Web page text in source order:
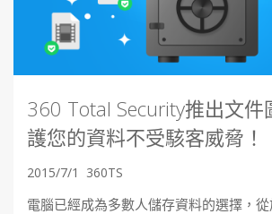
360 Total Security推出文件
護您的資料不受駭客威脅！
2015/7/1 360TS
電腦已經成為多數人儲存資料的選擇，